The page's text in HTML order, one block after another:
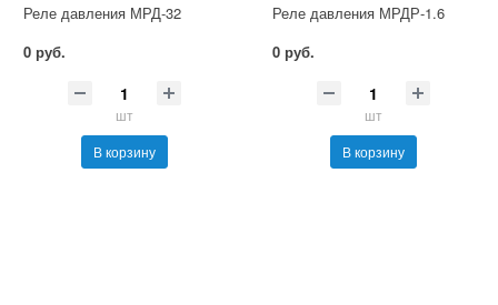
Реле давления МРД-32
0 руб.
шт
В корзину
Реле давления МРДР-1.6
0 руб.
шт
В корзину